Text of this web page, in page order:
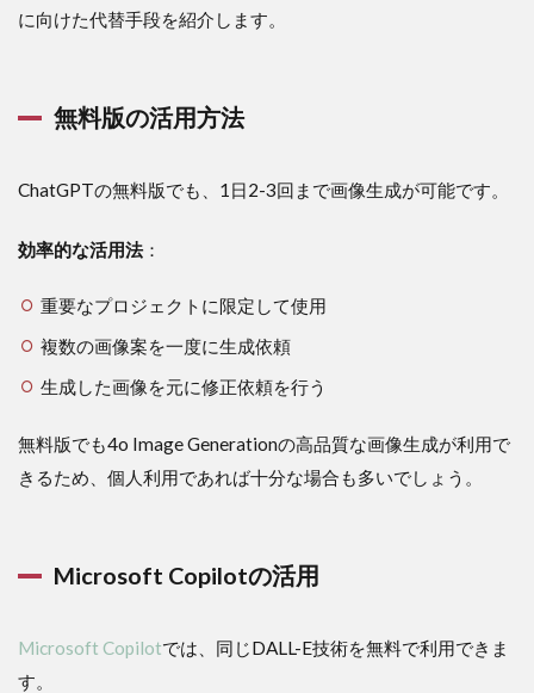
に向けた代替手段を紹介します。
無料版の活用方法
ChatGPTの無料版でも、1日2-3回まで画像生成が可能です。
効率的な活用法：
重要なプロジェクトに限定して使用
複数の画像案を一度に生成依頼
生成した画像を元に修正依頼を行う
無料版でも4o Image Generationの高品質な画像生成が利用で
きるため、個人利用であれば十分な場合も多いでしょう。
Microsoft Copilotの活用
Microsoft Copilotでは、同じDALL-E技術を無料で利用できま
す。